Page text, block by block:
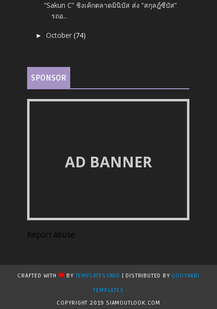
“Sakun C” ชิงเค้กตลาดมินิบัส ส่ง “สกุลฎ์ซีบัส”
รถอ...
►October(74)
SPONSOR
AD BANNER
Report Abuse
CRAFTED WITH BYTEMPLATESYARD | DISTRIBUTED BY GOOYAABI
TEMPLATES
COPYRIGHT 2019 SIAMOUTLOOK.COM